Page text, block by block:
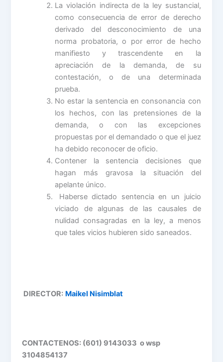
La violación indirecta de la ley sustancial,
como consecuencia de error de derecho
derivado del desconocimiento de una
norma probatoria, o por error de hecho
manifiesto y trascendente en la
apreciación de la demanda, de su
contestación, o de una determinada
prueba.
No estar la sentencia en consonancia con
los hechos, con las pretensiones de la
demanda, o con las excepciones
propuestas por el demandado o que el juez
ha debido reconocer de oficio.
Contener la sentencia decisiones que
hagan más gravosa la situación del
apelante único.
Haberse dictado sentencia en un juicio
viciado de algunas de las causales de
nulidad consagradas en la ley, a menos
que tales vicios hubieren sido saneados.
DIRECTOR: Maikel Nisimblat
CONTACTENOS: (601) 9143033 o wsp
3104854137